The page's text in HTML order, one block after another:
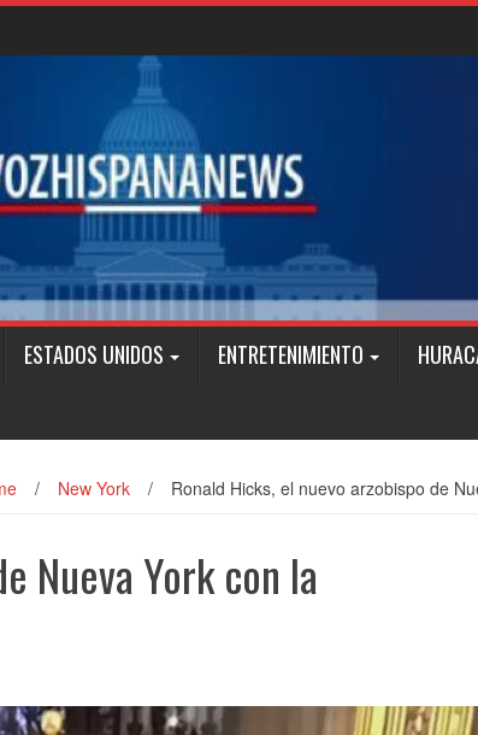
ESTADOS UNIDOS ENTRETENIMIENTO
/ New York / Ronald Hicks, el nuevo arzobispo de
Nueva York con la